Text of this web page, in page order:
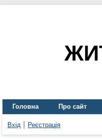
Головна Про сайт
Вхід Реєстрація